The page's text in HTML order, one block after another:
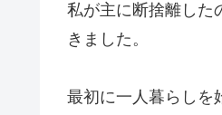
私が主に断捨離した
きました。
最初に一人暮らし